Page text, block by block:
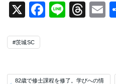
X Line
#茨城SC
82歳で修士課程を修了。学びへの情